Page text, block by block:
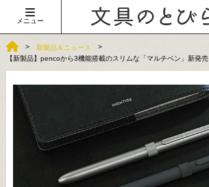
メニュー
新製品＆ニュース
【新製品】pencoから3機能搭載のスリムな「マルチペン」新発売